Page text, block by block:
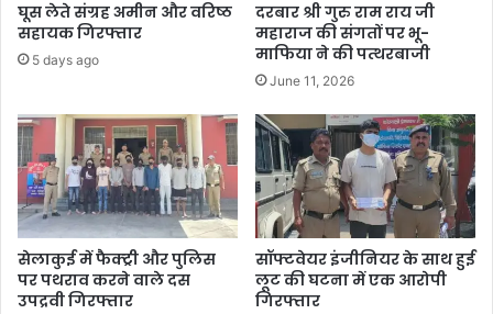
घूस लेते संग्रह अमीन और वरिष्ठ
सहायक गिरफ्तार
5 days ago
दरबार श्री गुरु राम राय जी
महाराज की संगतों पर भू-
माफिया ने की पत्थरबाजी
June 11, 2026
सेलाकुई में फैक्ट्री और पुलिस
पर पथराव करने वाले दस
उपद्रवी गिरफ्तार
सॉफ्टवेयर इंजीनियर के साथ हुई
लूट की घटना में एक आरोपी
गिरफ्तार